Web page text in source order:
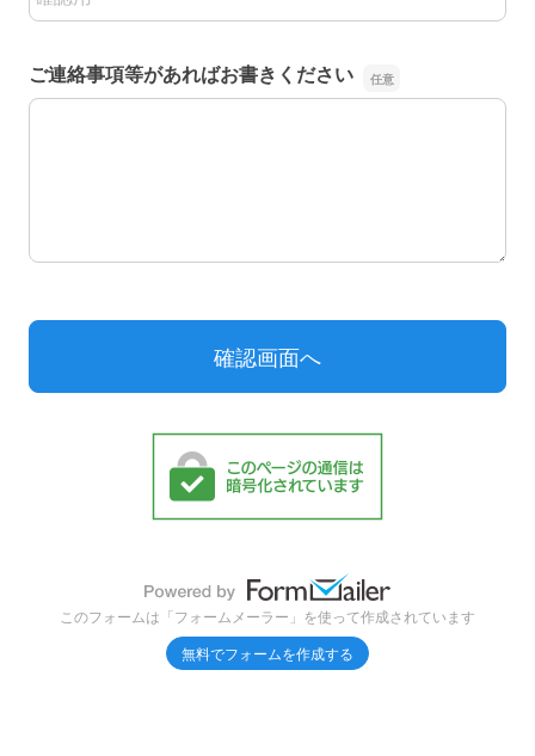
ご連絡事項等があればお書きください
ご連絡事項等があればお書きください
このフォームは「フォームメーラー」を使って作成されています
無料でフォームを作成する